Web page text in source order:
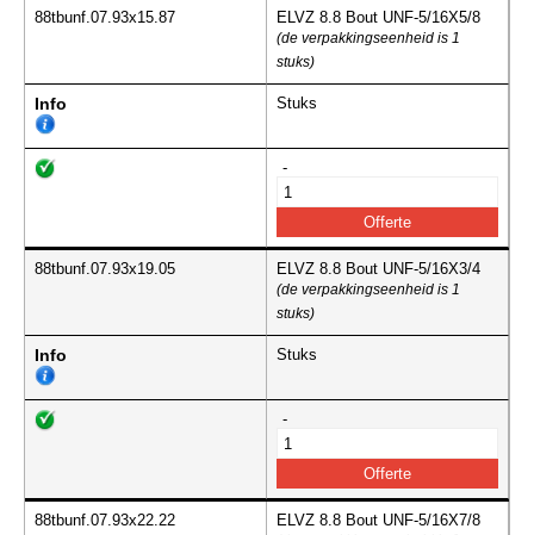
88tbunf.07.93x15.87 ELVZ 8.8 Bout UNF-5/16X5/8
(de verpakkingseenheid is 1
stuks)
Info Stuks
-
88tbunf.07.93x19.05 ELVZ 8.8 Bout UNF-5/16X3/4
(de verpakkingseenheid is 1
stuks)
Info Stuks
-
88tbunf.07.93x22.22 ELVZ 8.8 Bout UNF-5/16X7/8